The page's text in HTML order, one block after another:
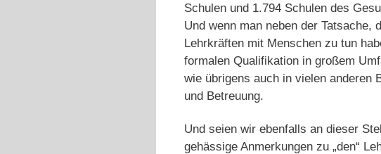
Schulen und 1.794 Schulen des
Und wenn man neben der
Lehrkräften mit Menschen zu tun
formalen Qualifikation in großem
wie übrigens auch in vielen anderen
und Betreuung.
Und seien wir ebenfalls an dieser
gehässige Anmerkungen zu „den“